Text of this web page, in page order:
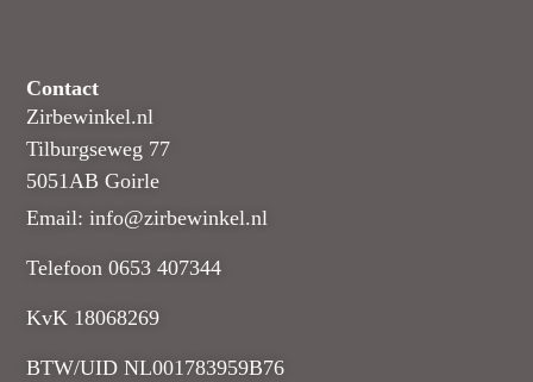
Contact
Zirbewinkel.nl
Tilburgseweg 77
5051AB Goirle
Email: info@zirbewinkel.nl
Telefoon 0653 407344
KvK 18068269
BTW/UID NL001783959B76